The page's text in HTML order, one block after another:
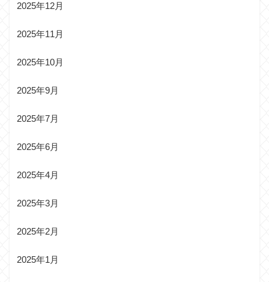
2025年12月
2025年11月
2025年10月
2025年9月
2025年7月
2025年6月
2025年4月
2025年3月
2025年2月
2025年1月